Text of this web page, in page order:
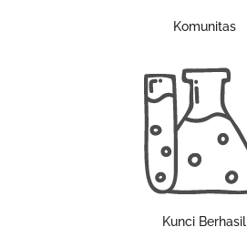
Komunitas
Kunci Berhasil